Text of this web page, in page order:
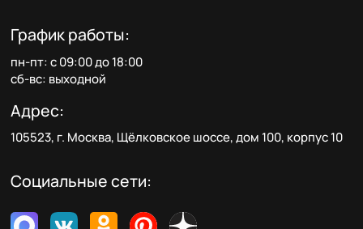
График работы:
пн-пт: с 09:00 до 18:00
сб-вс: выходной
Адрес:
105523, г. Москва, Щёлковское шоссе, дом 100, корпус 10
Социальные сети: